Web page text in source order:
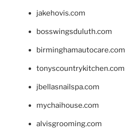
jakehovis.com
bosswingsduluth.com
birminghamautocare.com
tonyscountrykitchen.com
jbellasnailspa.com
mychaihouse.com
alvisgrooming.com